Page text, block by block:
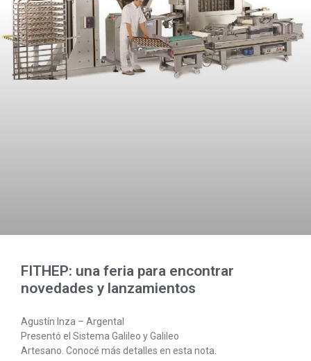
FITHEP: una feria para encontrar
novedades y lanzamientos
Agustín Inza – Argental
Presentó el Sistema Galileo y Galileo
Artesano. Conocé más detalles en esta nota.